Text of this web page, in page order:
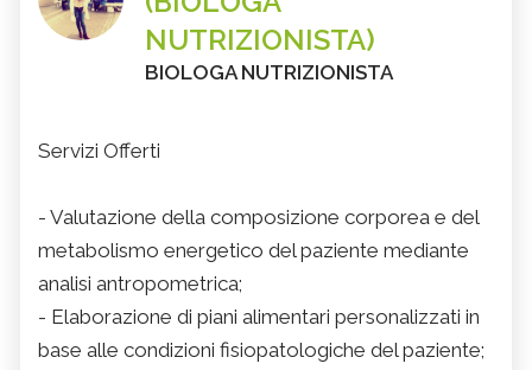
NUTRIZIONISTA)
BIOLOGA NUTRIZIONISTA
Servizi Offerti
- Valutazione della composizione corporea e del
metabolismo energetico del paziente mediante
analisi antropometrica;
- Elaborazione di piani alimentari personalizzati in
base alle condizioni fisiopatologiche del paziente;